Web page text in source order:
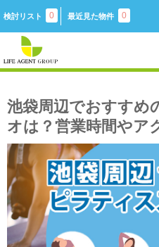
検討リスト 0 最近見た物件 0
池袋周辺でおすすめ
オは？営業時間やア